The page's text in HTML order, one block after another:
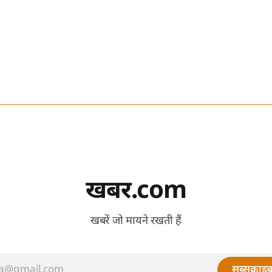
खबर.com
खबरें जो मायने रखती हैं